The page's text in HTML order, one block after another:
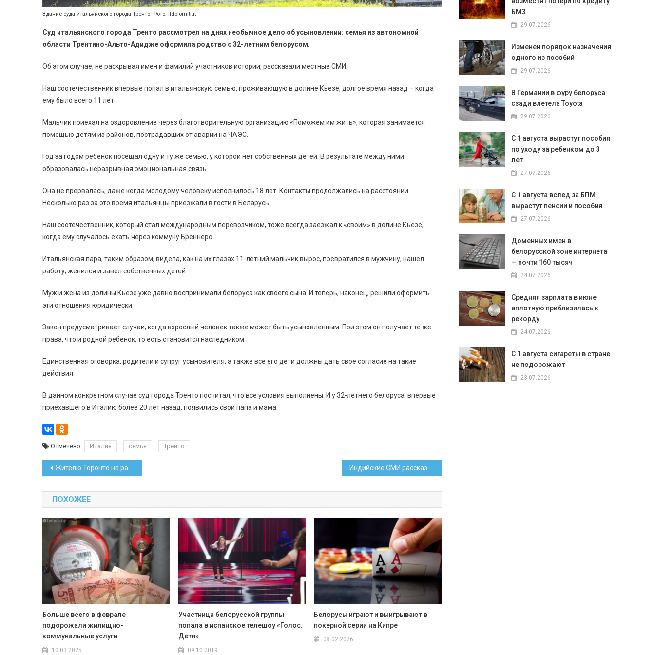
Здание суда итальянского города Тренто. Фото: ildolomiti.it
Суд итальянского города Тренто рассмотрел на днях необычное дело об усыновлении: семья из автономной
области Трентино-Альто-Адидже оформила родство с 32-летним белорусом.
Об этом случае, не раскрывая имен и фамилий участников истории, рассказали местные СМИ.
Наш соотечественник впервые попал в итальянскую семью, проживающую в долине Кьезе, долгое время назад – когда
ему было всего 11 лет.
Мальчик приехал на оздоровление через благотворительную организацию «Поможем им жить», которая занимается
помощью детям из районов, пострадавших от аварии на ЧАЭС.
Год за годом ребенок посещал одну и ту же семью, у которой нет собственных детей. В результате между ними
образовалась неразрывная эмоциональная связь.
Она не прервалась, даже когда молодому человеку исполнилось 18 лет. Контакты продолжались на расстоянии.
Несколько раз за это время итальянцы приезжали в гости в Беларусь.
Наш соотечественник, который стал международным перевозчиком, тоже всегда заезжал к «своим» в долине Кьезе,
когда ему случалось ехать через коммуну Бреннеро.
Итальянская пара, таким образом, видела, как на их глазах 11-летний мальчик вырос, превратился в мужчину, нашел
работу, женился и завел собственных детей.
Муж и жена из долины Кьезе уже давно воспринимали белоруса как своего сына. И теперь, наконец, решили оформить
эти отношения юридически.
Закон предусматривает случаи, когда взрослый человек также может быть усыновленным. При этом он получает те же
права, что и родной ребенок, то есть становится наследником.
Единственная оговорка: родители и супруг усыновителя, а также все его дети должны дать свое согласие на такие
действия.
В данном конкретном случае суд города Тренто посчитал, что все условия выполнены. И у 32-летнего белоруса, впервые
приехавшего в Италию более 20 лет назад, появились свои папа и мама.
Отмечено Италия семья Тренто
Навигация
по
записям
Жителю Торонто не разрешили ввезти свою белорусскую жену Индийские СМИ рассказали о белорусах в Бубанешваре
ПОХОЖЕЕ
Больше всего в феврале
подорожали жилищно-
коммунальные услуги
10.03.2025
Участница белорусской группы
попала в испанское телешоу «Голос.
Дети»
09.10.2019
Белорусы играют и выигрывают в
покерной серии на Кипре
08.02.2026
БМЗ
29.07.2026
Изменен порядок назначения
одного из пособий
29.07.2026
В Германии в фуру белоруса
сзади влетела Toyota
29.07.2026
С 1 августа вырастут пособия
по уходу за ребенком до 3
лет
27.07.2026
С 1 августа вслед за БПМ
вырастут пенсии и пособия
27.07.2026
Доменных имен в
белорусской зоне интернета
— почти 160 тысяч
24.07.2026
Средняя зарплата в июне
вплотную приблизилась к
рекорду
24.07.2026
С 1 августа сигареты в стране
не подорожают
23.07.2026